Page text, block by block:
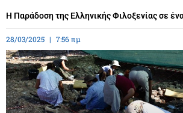
Η Παράδοση της Ελληνικής Φιλοξενίας σε
28/03/2025 7:56 πμ